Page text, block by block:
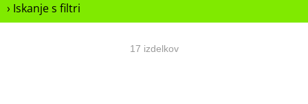
› Iskanje s filtri
17 izdelkov